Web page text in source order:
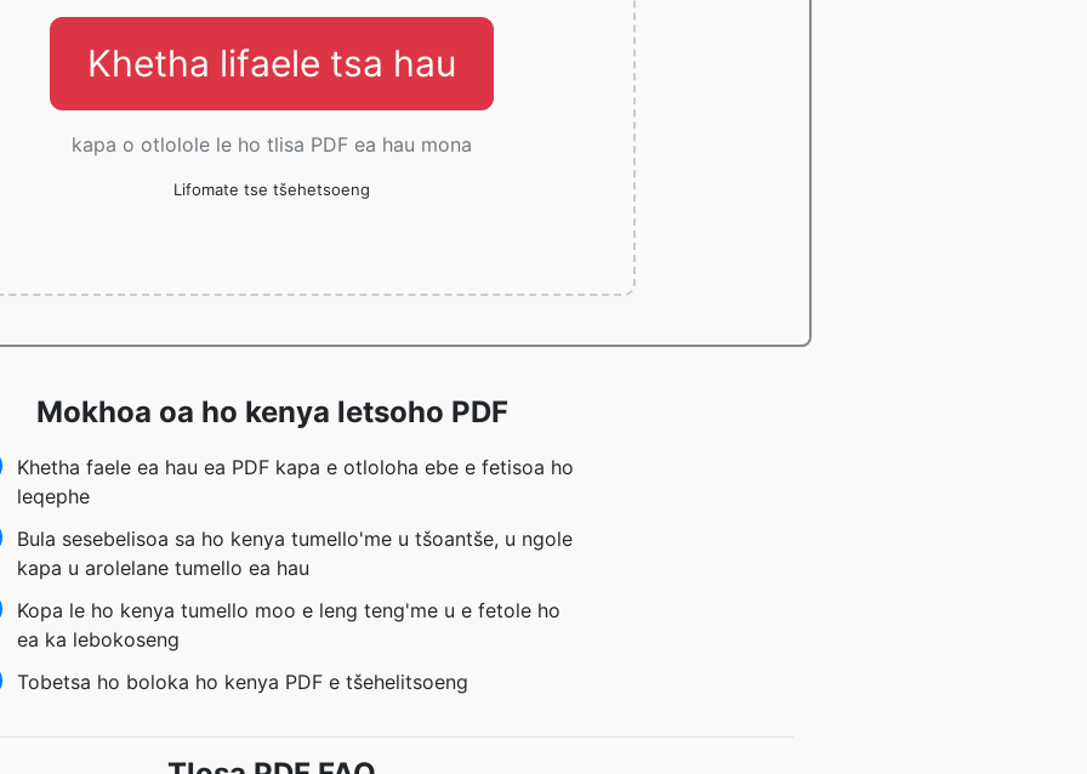
Khetha lifaele tsa hau
kapa o otlolole le ho tlisa PDF ea hau mona
Lifomate tse tšehetsoeng
Mokhoa oa ho kenya letsoho PDF
Khetha faele ea hau ea PDF kapa e otloloha ebe e fetisoa ho
leqephe
Bula sesebelisoa sa ho kenya tumello'me u tšoantše, u ngole
kapa u arolelane tumello ea hau
Kopa le ho kenya tumello moo e leng teng'me u e fetole ho
ea ka lebokoseng
Tobetsa ho boloka ho kenya PDF e tšehelitsoeng